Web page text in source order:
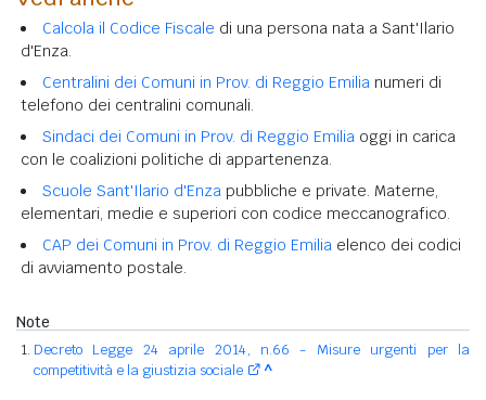
Calcola il Codice Fiscale di una persona nata a Sant'Ilario
d'Enza.
Centralini dei Comuni in Prov. di Reggio Emilia numeri di
telefono dei centralini comunali.
Sindaci dei Comuni in Prov. di Reggio Emilia oggi in carica
con le coalizioni politiche di appartenenza.
Scuole Sant'Ilario d'Enza pubbliche e private. Materne,
elementari, medie e superiori con codice meccanografico.
CAP dei Comuni in Prov. di Reggio Emilia elenco dei codici
di avviamento postale.
Note
Decreto Legge 24 aprile 2014, n.66 - Misure urgenti per la
competitività e la giustizia sociale
^